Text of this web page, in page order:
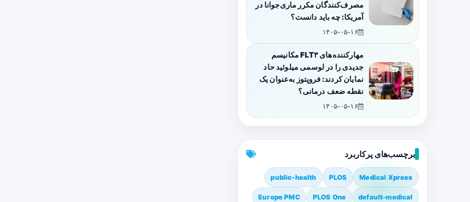
مصرف‌کنندگان مکرر ماری‌جوانا در
آمریکا: چه باید دانست؟
۱۴۰۵-۰۵-۱۶
مهارکننده‌های FLT۳ مکانیسم
جدیدی را در لوسمی میلوئید حاد
نمایان کردند: فروپتوز به‌عنوان یک
نقطه ضعف درمانی؟
۱۴۰۵-۰۵-۱۶
برچسب‌های پرکاربرد
Medical Xpress
PLOS
public-health
default-medical
PLOS One
Europe PMC